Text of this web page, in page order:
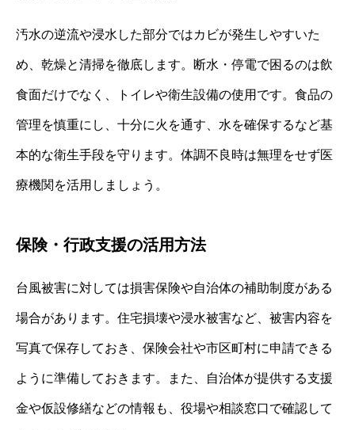
汚水の逆流や浸水した部分ではカビが発生しやすいた
め、乾燥と清掃を徹底します。断水・停電で困るのは飲
食面だけでなく、トイレや衛生設備の使用です。食品の
管理を慎重にし、十分に火を通す、水を確保するなど基
本的な衛生手段を守ります。体調不良時は無理をせず医
療機関を活用しましょう。
保険・行政支援の活用方法
台風被害に対しては損害保険や自治体の補助制度がある
場合があります。住宅損壊や浸水被害など、被害内容を
写真で保存しておき、保険会社や市区町村に申請できる
ように準備しておきます。また、自治体が提供する支援
金や仮設修繕などの情報も、役場や相談窓口で確認して